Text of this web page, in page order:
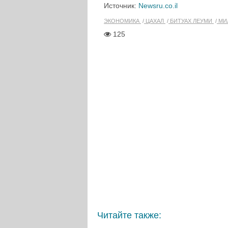
Источник: Newsru.co.il
ЭКОНОМИКА ЦАХАЛ БИТУАХ ЛЕУМИ
125
Читайте также: